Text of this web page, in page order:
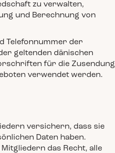
zu verwalten,
und Berechnung von
Telefonnummer der
geltenden dänischen
für die Zusendung
verwendet werden.
versichern, dass sie
Daten haben.
das Recht, alle